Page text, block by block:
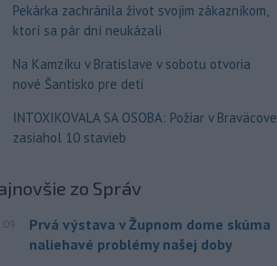
Pekárka zachránila život svojim zákazníkom,
ktorí sa pár dní neukázali
Na Kamzíku v Bratislave v sobotu otvoria
nové Šantisko pre deti
INTOXIKOVALA SA OSOBA: Požiar v Braväcove
zasiahol 10 stavieb
zo Správ
Prvá výstava v Župnom dome skúma
naliehavé problémy našej doby